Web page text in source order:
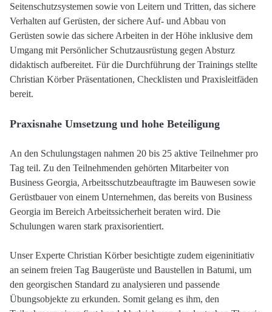
Seitenschutzsystemen sowie von Leitern und Tritten, das sichere
Verhalten auf Gerüsten, der sichere Auf- und Abbau von
Gerüsten sowie das sichere Arbeiten in der Höhe inklusive dem
Umgang mit Persönlicher Schutzausrüstung gegen Absturz
didaktisch aufbereitet. Für die Durchführung der Trainings stellte
Christian Körber Präsentationen, Checklisten und Praxisleitfäden
bereit.
Praxisnahe Umsetzung und hohe Beteiligung
An den Schulungstagen nahmen 20 bis 25 aktive Teilnehmer pro
Tag teil. Zu den Teilnehmenden gehörten Mitarbeiter von
Business Georgia, Arbeitsschutzbeauftragte im Bauwesen sowie
Gerüstbauer von einem Unternehmen, das bereits von Business
Georgia im Bereich Arbeitssicherheit beraten wird. Die
Schulungen waren stark praxisorientiert.
Unser Experte Christian Körber besichtigte zudem eigeninitiativ
an seinem freien Tag Baugerüste und Baustellen in Batumi, um
den georgischen Standard zu analysieren und passende
Übungsobjekte zu erkunden. Somit gelang es ihm, den